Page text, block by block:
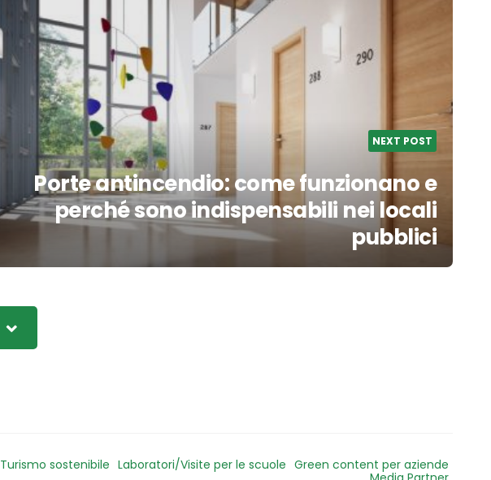
NEXT POST
Porte antincendio: come funzionano e
perché sono indispensabili nei locali
pubblici
Turismo sostenibile Laboratori/Visite per le scuole Green content per aziende